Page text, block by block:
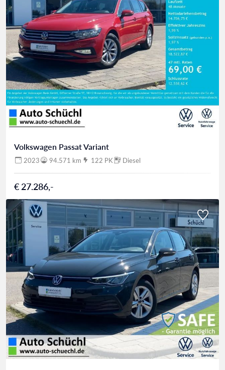
Volkswagen Passat Variant
2023 94.571 km 122 PK Diesel
€ 27.286,-